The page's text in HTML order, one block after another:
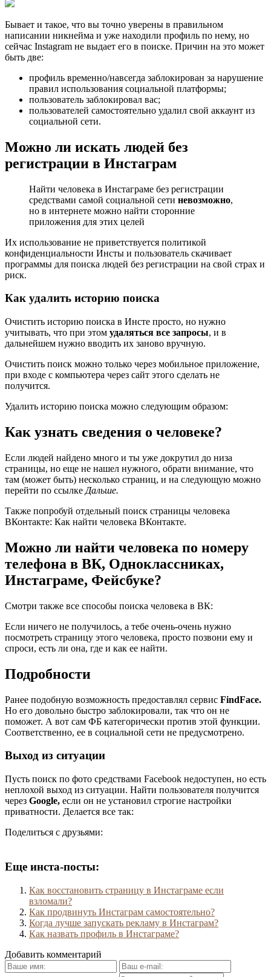
Бывает и такое, что вы точно уверены в правильном
написании никнейма и уже находили профиль по нему, но
сейчас Instagram не выдает его в поиске. Причин на это может
быть две:
профиль временно/навсегда заблокирован за нарушение
правил использования социальной платформы;
пользователь заблокировал вас;
пользователей самостоятельно удалил свой аккаунт из
социальной сети.
Можно ли искать людей без
регистрации в Инстаграм
Найти человека в Инстаграме без регистрации
средствами самой социальной сети невозможно,
но в интернете можно найти сторонние
приложения для этих целей
Их использование не приветствуется политикой
конфиденциальности Инсты и пользователь скачивает
программы для поиска людей без регистрации на свой страх и
риск.
Как удалить историю поиска
Очистить историю поиска в Инсте просто, но нужно
учитывать, что при этом удаляться все запросы, и в
дальнейшем нужно вводить их заново вручную.
Очистить поиск можно только через мобильное приложение,
при входе с компьютера через сайт этого сделать не
получится.
Удалить историю поиска можно следующим образом:
Как узнать сведения о человеке?
Если людей найдено много и ты уже докрутил до низа
страницы, но еще не нашел нужного, обрати внимание, что
там (может быть) несколько страниц, и на следующую можно
перейти по ссылке Дальше.
Также попробуй отдельный поиск страницы человека
ВКонтакте: Как найти человека ВКонтакте.
Можно ли найти человека по номеру
телефона в ВК, Одноклассниках,
Инстаграме, Фейсбуке?
Смотри также все способы поиска человека в ВК:
Если ничего не получилось, а тебе очень-очень нужно
посмотреть страницу этого человека, просто позвони ему и
спроси, есть ли она, где и как ее найти.
Подробности
Ранее подобную возможность предоставлял сервис FindFace.
Но его довольно быстро заблокировали, так что он не
поможет. А вот сам ФБ категорически против этой функции.
Соответственно, ее в социальной сети не предусмотрено.
Выход из ситуации
Пусть поиск по фото средствами Facebook недоступен, но есть
неплохой выход из ситуации. Найти пользователя получится
через Google, если он не установил строгие настройки
приватности. Делается все так:
Поделиться с друзьями:
Еще инста-посты:
Как восстановить страницу в Инстаграме если
взломали?
Как продвинуть Инстаграм самостоятельно?
Когда лучше запускать рекламу в Инстаграм?
Как назвать профиль в Инстаграме?
Добавить комментарий